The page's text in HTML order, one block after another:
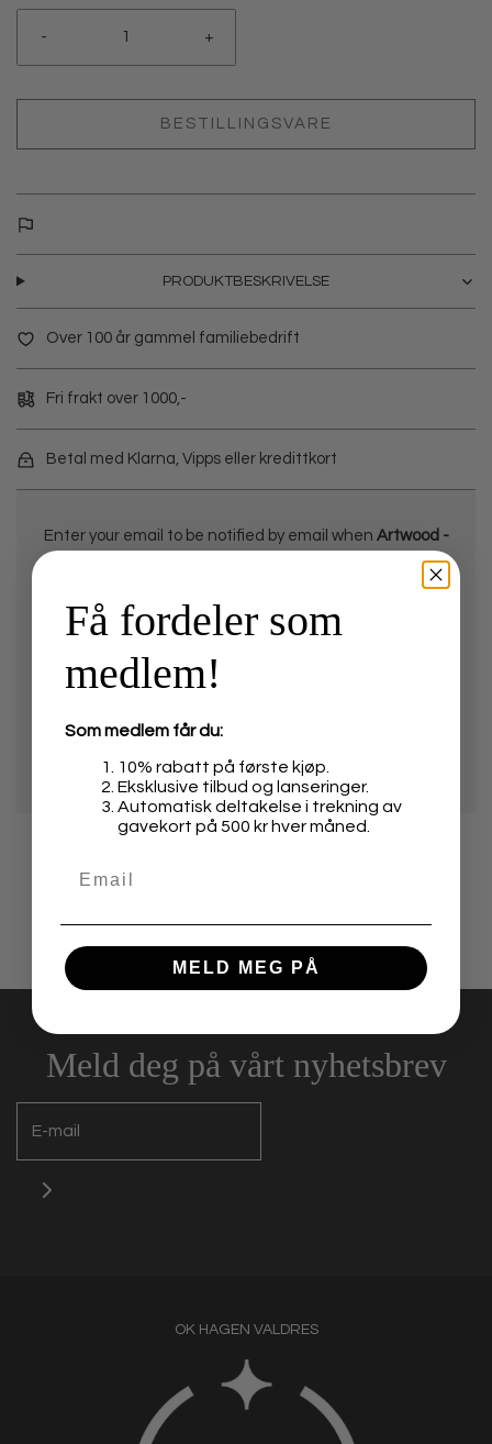
- +
BESTILLINGSVARE
PRODUKTBESKRIVELSE
Over 100 år gammel familiebedrift
Fri frakt over 1000,-
Betal med Klarna, Vipps eller kredittkort
Enter your email to be notified by email when Artwood -
becomes
Dette nettstedet er beskyttet av hCaptcha, og hCaptchas
personvernerklæringogvilkår for bruk gjelder.
Meld deg på vårt nyhetsbrev
OK HAGEN VALDRES
Få fordeler som
medlem!
Som medlem får du:
10% rabatt på første kjøp.
Eksklusive tilbud og lanseringer.
Automatisk deltakelse i trekning av
gavekort på 500 kr hver måned.
MELD MEG PÅ